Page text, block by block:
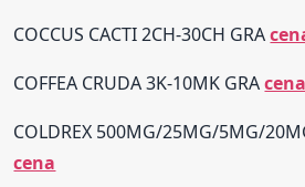
COCCUS CACTI 2CH-30CH GRA
COFFEA CRUDA 3K-10MK GRAcena
COLDREX 500MG/25MG/5MG/
cena